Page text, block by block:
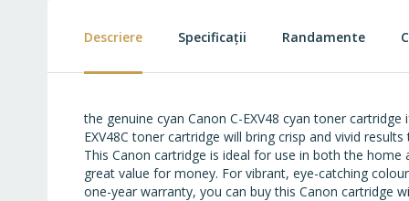
images
Descriere
the genuine cyan Canon C-EXV48 cyan toner
EXV48C toner cartridge will bring crisp and vivid
This Canon cartridge is ideal for use in both the
great value for money. For vibrant, eye-catching
one-year warranty, you can buy this Canon cartridge
Specificații Randamente